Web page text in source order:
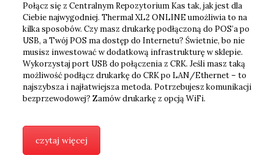
Połącz się z Centralnym Repozytorium Kas tak, jak jest dla
Ciebie najwygodniej. Thermal XL2 ONLINE umożliwia to na
kilka sposobów. Czy masz drukarkę podłączoną do POS’a po
USB, a Twój POS ma dostęp do Internetu? Świetnie, bo nie
musisz inwestować w dodatkową infrastrukturę w sklepie.
Wykorzystaj port USB do połączenia z CRK. Jeśli masz taką
możliwość podłącz drukarkę do CRK po LAN/Ethernet – to
najszybsza i najłatwiejsza metoda. Potrzebujesz komunikacji
bezprzewodowej? Zamów drukarkę z opcją WiFi.
czytaj więcej